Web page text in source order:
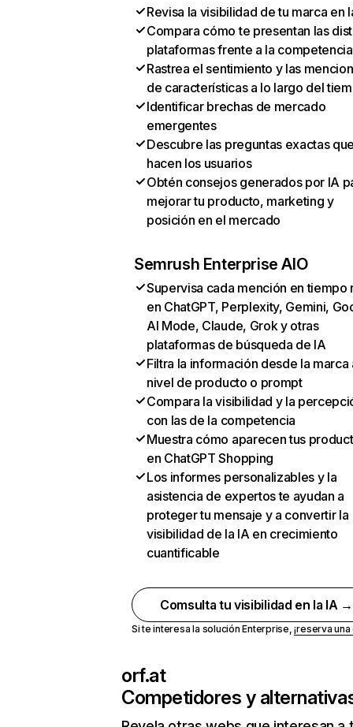
Revisa la visibilidad de tu marca en
Compara cómo te presentan las
plataformas frente a la competencia
Rastrea el sentimiento y las
de características a lo largo del
Identificar brechas de mercado
emergentes
Descubre las preguntas exactas
hacen los usuarios
Obtén consejos generados por IA
mejorar tu producto, marketing y
posición en el mercado
Semrush Enterprise AIO
Supervisa cada mención en tiempo
en ChatGPT, Perplexity, Gemini,
AI Mode, Claude, Grok y otras
plataformas de búsqueda de IA
Filtra la información desde la marca
nivel de producto o prompt
Compara la visibilidad y la
con las de la competencia
Muestra cómo aparecen tus
en ChatGPT Shopping
Los informes personalizables y la
asistencia de expertos te ayudan a
proteger tu mensaje y a convertir la
visibilidad de la IA en crecimiento
cuantificable
Comsulta tu visibilidad en la IA →
Si te interesa la solución Enterprise,¡reserva
orf.at
Competidores y